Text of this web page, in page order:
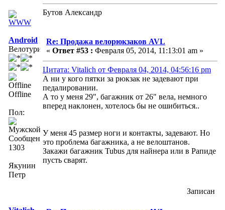
Бутов Александр
Android
Велотурист
Offline
Пол:
Сообщений:
1303
Якунин
Петр
Re: Продажа велорюкзаков AVL
« Ответ #53 : Февраля 05, 2014, 11:13:01 am »
Цитата: Vitalich от Февраля 04, 2014, 04:56:16 pm
А ни у кого пятки за рюкзак не задевают при
педалировании.
А то у меня 29", багажник от 26" вела, немного
вперед наклонен, хотелось бы не ошибиться..
У меня 45 размер ноги и контакты, задевают. Но
это проблема багажника, а не велоштанов.
Закажи багажник Tubus для найнера или в Рапиде
пусть сварят.
Записан